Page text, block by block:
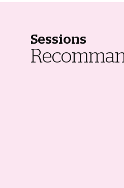
Sessions